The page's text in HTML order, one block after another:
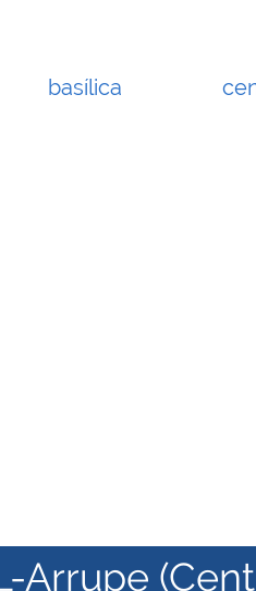
basílica
Arrupe